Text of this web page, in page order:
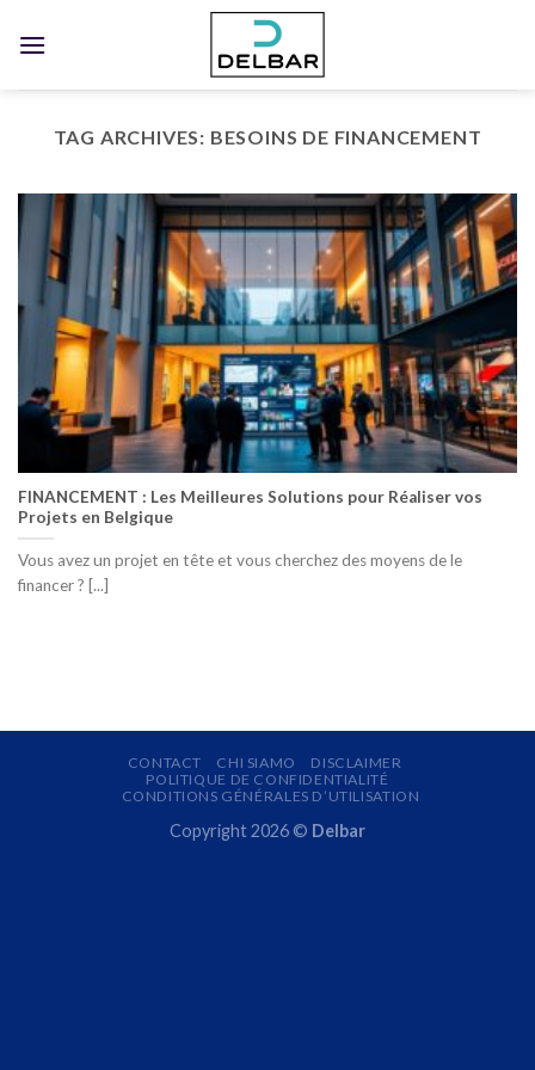
TAG ARCHIVES: BESOINS DE FINANCEMENT
FINANCEMENT : Les Meilleures Solutions pour Réaliser vos
Projets en Belgique
Vous avez un projet en tête et vous cherchez des moyens de le
financer ? [...]
CONTACT CHI SIAMO
DISCLAIMER
POLITIQUE DE CONFIDENTIALITÉ
CONDITIONS GÉNÉRALES D’UTILISATION
Copyright 2026 © Delbar